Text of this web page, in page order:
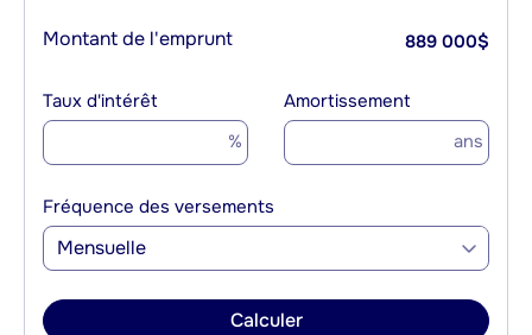
Montant de l'emprunt 889 000$
Taux d'intérêt
%
Amortissement
ans
Fréquence des versements
Mensuelle
Calculer